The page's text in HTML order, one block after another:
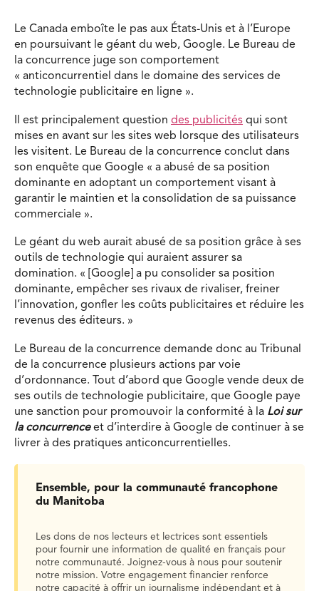
Le Canada emboîte le pas aux États-Unis et à l’Europe
en poursuivant le géant du web, Google. Le Bureau de
la concurrence juge son comportement
« anticoncurrentiel dans le domaine des services de
technologie publicitaire en ligne ».
Il est principalement question des publicités qui sont
mises en avant sur les sites web lorsque des utilisateurs
les visitent. Le Bureau de la concurrence conclut dans
son enquête que Google « a abusé de sa position
dominante en adoptant un comportement visant à
garantir le maintien et la consolidation de sa puissance
commerciale ».
Le géant du web aurait abusé de sa position grâce à ses
outils de technologie qui auraient assurer sa
domination. « [Google] a pu consolider sa position
dominante, empêcher ses rivaux de rivaliser, freiner
l’innovation, gonfler les coûts publicitaires et réduire les
revenus des éditeurs. »
Le Bureau de la concurrence demande donc au Tribunal
de la concurrence plusieurs actions par voie
d’ordonnance. Tout d’abord que Google vende deux de
ses outils de technologie publicitaire, que Google paye
une sanction pour promouvoir la conformité à la Loi sur
la concurrenceet d’interdire à Google de continuer à se
livrer à des pratiques anticoncurrentielles.
Ensemble, pour la communauté francophone
du Manitoba
Les dons de nos lecteurs et lectrices sont essentiels
pour fournir une information de qualité en français pour
notre communauté. Joignez-vous à nous pour soutenir
notre mission. Votre engagement financier renforce
notre capacité à offrir un journalisme indépendant et à